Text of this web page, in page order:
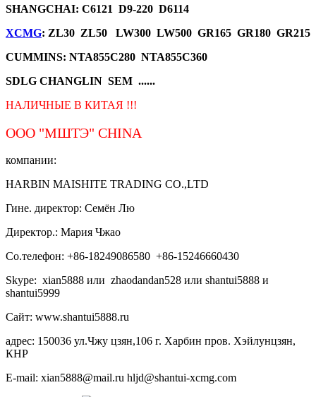
SHANGCHAI: C6121 D9-220 D6114
XCMG: ZL30 ZL50 LW300 LW500 GR165 GR180 GR215
CUMMINS: NTA855C280 NTA855C360
SDLG CHANGLIN SEM ......
НАЛИЧНЫЕ В КИТАЯ !!!
ООО "МШТЭ" CHINA
компании:
HARBIN MAISHITE TRADING CO.,LTD
Гине. директор: Семён Лю
Директор.: Мария Чжао
Со.телефон: +86-18249086580 +86-15246660430
Skype: xian5888 или zhaodandan528 или shantui5888 и
shantui5999
Сайт: www.shantui5888.ru
адрес: 150036 ул.Чжу цзян,106 г. Харбин пров. Хэйлунцзян,
КНР
E-mail: xian5888@mail.ru hljd@shantui-xcmg.com